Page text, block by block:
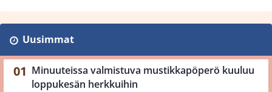
Uusimmat
Minuuteissa valmistuva mustikkapöperö kuuluu
loppukesän herkkuihin